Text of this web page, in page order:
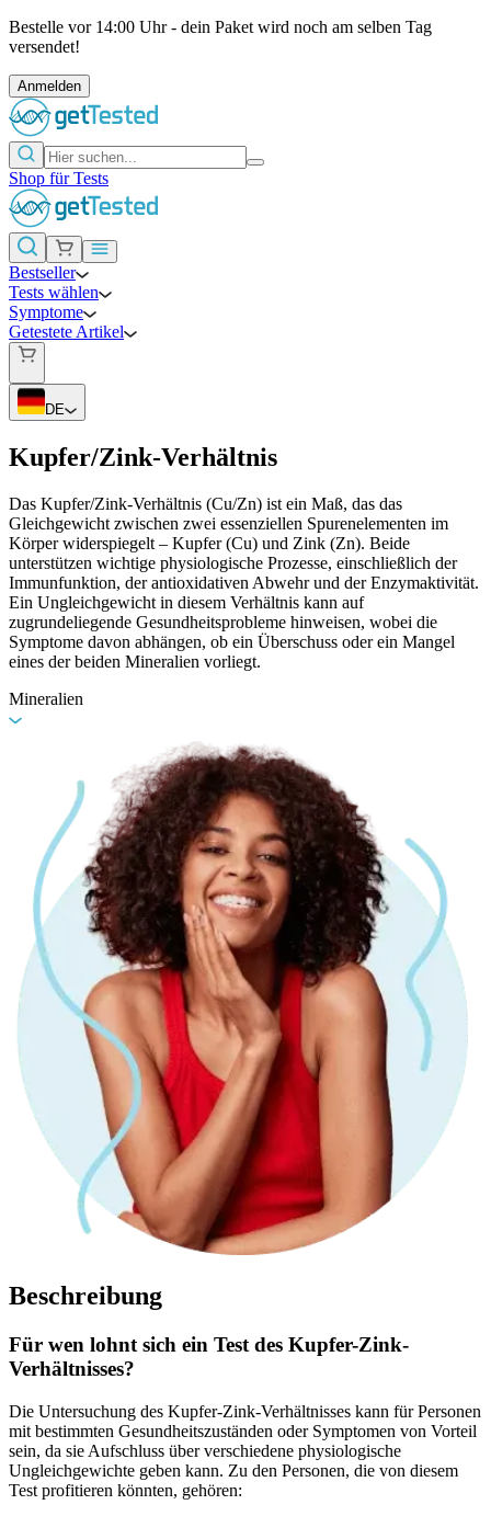
Bestelle vor 14:00 Uhr - dein Paket wird noch am selben Tag
versendet!
Anmelden
Shop für Tests
Bestseller
Tests wählen
Symptome
Getestete Artikel
DE
Kupfer/Zink-Verhältnis
Das Kupfer/Zink-Verhältnis (Cu/Zn) ist ein Maß, das das
Gleichgewicht zwischen zwei essenziellen Spurenelementen im
Körper widerspiegelt – Kupfer (Cu) und Zink (Zn). Beide
unterstützen wichtige physiologische Prozesse, einschließlich der
Immunfunktion, der antioxidativen Abwehr und der Enzymaktivität.
Ein Ungleichgewicht in diesem Verhältnis kann auf
zugrundeliegende Gesundheitsprobleme hinweisen, wobei die
Symptome davon abhängen, ob ein Überschuss oder ein Mangel
eines der beiden Mineralien vorliegt.
Mineralien
Beschreibung
Für wen lohnt sich ein Test des Kupfer-Zink-
Verhältnisses?
Die Untersuchung des Kupfer-Zink-Verhältnisses kann für Personen
mit bestimmten Gesundheitszuständen oder Symptomen von Vorteil
sein, da sie Aufschluss über verschiedene physiologische
Ungleichgewichte geben kann. Zu den Personen, die von diesem
Test profitieren könnten, gehören: